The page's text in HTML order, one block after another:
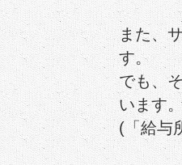
また、
す。
でも、
います
(「給与